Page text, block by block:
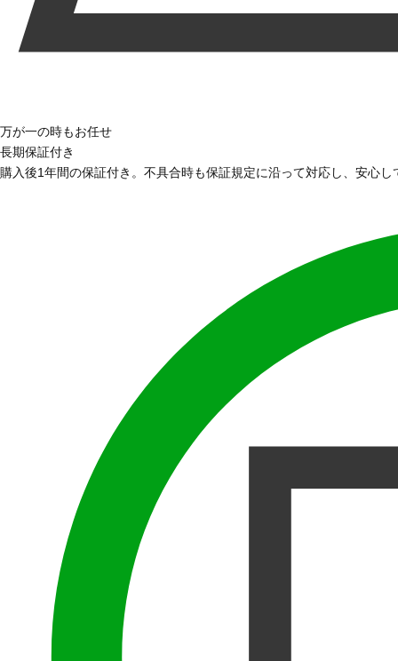
万が一の時もお任せ
長期保証付き
購入後1年間の保証付き。不具合時も保証規定に沿って対応し、安心